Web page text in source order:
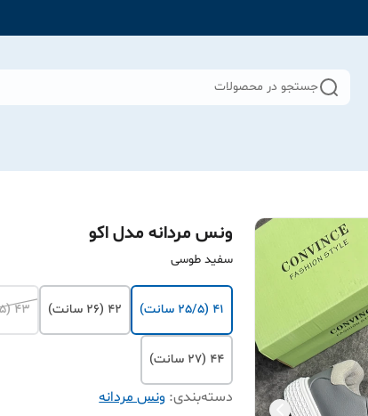
جستجو در محصولات
ونس مردانه مدل اکو
سفید طوسی
41 (25/5 سانت) 42 (26 سانت) 43 (26/5 سانت)
44 (27 سانت)
دسته‌بندی: ونس مردانه